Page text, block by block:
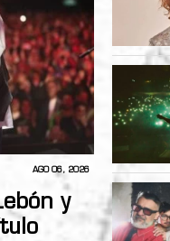
AGO 06, 2026
y